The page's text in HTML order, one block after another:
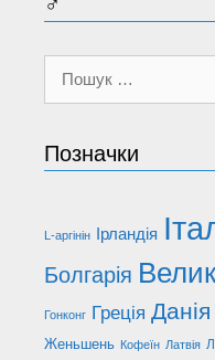
Позначки
L-аргінін Ірландія
Болгарія
Гонконг Греція Данія
Женьшень Кофеїн Латвія